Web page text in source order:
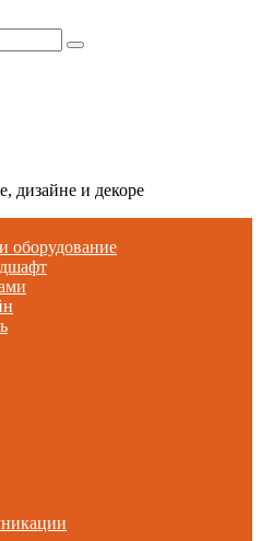
дизайне и декоре
оборудование